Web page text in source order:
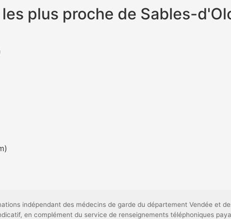
plus proche de Sables-
indépendant des médecins de garde du département Vendée et
en complément du service de renseignements téléphoniques